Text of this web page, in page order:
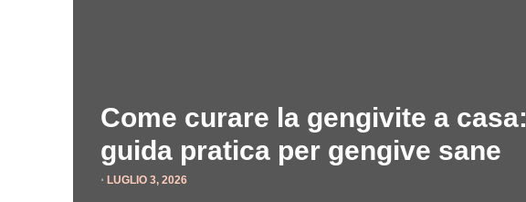
Come curare la gengivite a casa:
guida pratica per gengive sane
⋅ LUGLIO 3, 2026